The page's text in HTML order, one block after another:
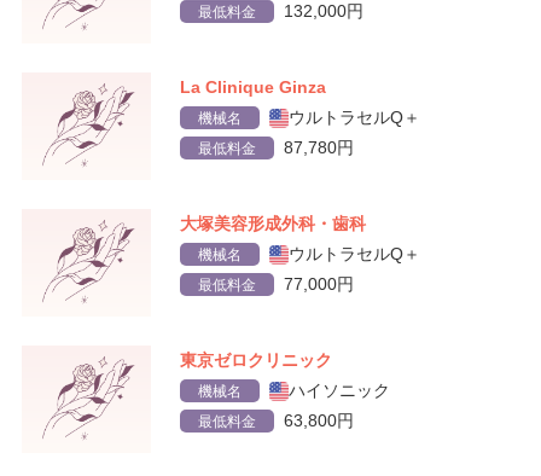
最低料金 132,000円
La Clinique Ginza
機械名 ウルトラセルQ＋
最低料金 87,780円
大塚美容形成外科・歯科
機械名 ウルトラセルQ＋
最低料金 77,000円
東京ゼロクリニック
機械名 ハイソニック
最低料金 63,800円